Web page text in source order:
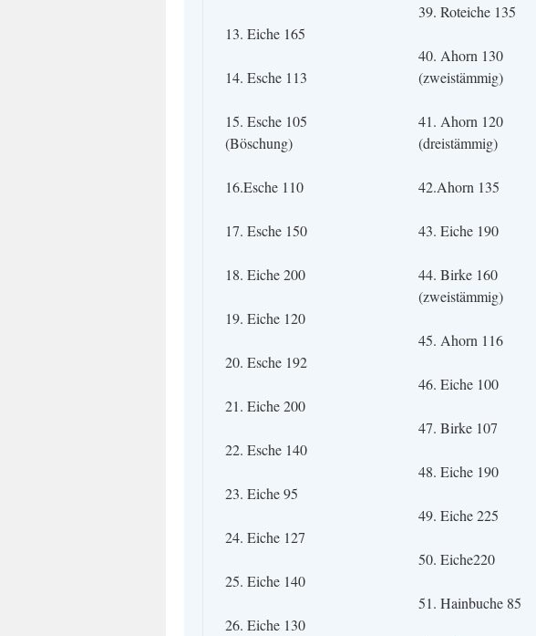
13. Eiche 165
14. Esche 113
15. Esche 105
(Böschung)
16.Esche 110
17. Esche 150
18. Eiche 200
19. Eiche 120
20. Esche 192
21. Eiche 200
22. Esche 140
23. Eiche 95
24. Eiche 127
25. Eiche 140
26. Eiche 130
39. Roteiche 135
40. Ahorn 130
(zweistämmig)
41. Ahorn 120
(dreistämmig)
42.Ahorn 135
43. Eiche 190
44. Birke 160
(zweistämmig)
45. Ahorn 116
46. Eiche 100
47. Birke 107
48. Eiche 190
49. Eiche 225
50. Eiche220
51. Hainbuche 85